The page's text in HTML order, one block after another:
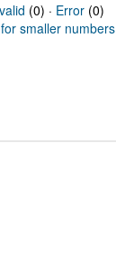
(0) · Error(0)
smaller numbers